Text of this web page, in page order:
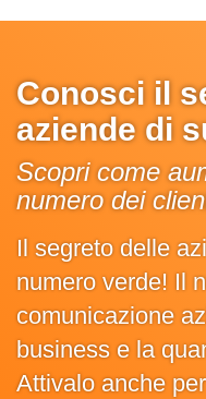
Conosci il
aziende di
Scopri come
numero dei
Il segreto delle
numero verde! Il
comunicazione
business e la
Attivalo anche